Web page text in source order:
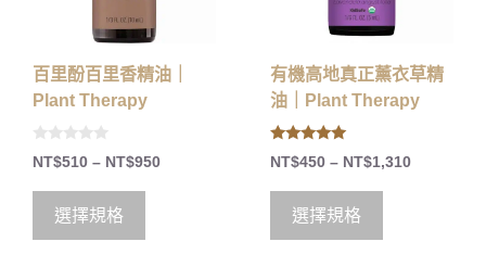
百里酚百里香精油｜
Plant Therapy
0
o
5
NT$510 – NT$950
選擇規格
有機高地真正薰衣草精
油｜Plant Therapy
5.00
out of 5
NT$450 – NT$1,310
選擇規格